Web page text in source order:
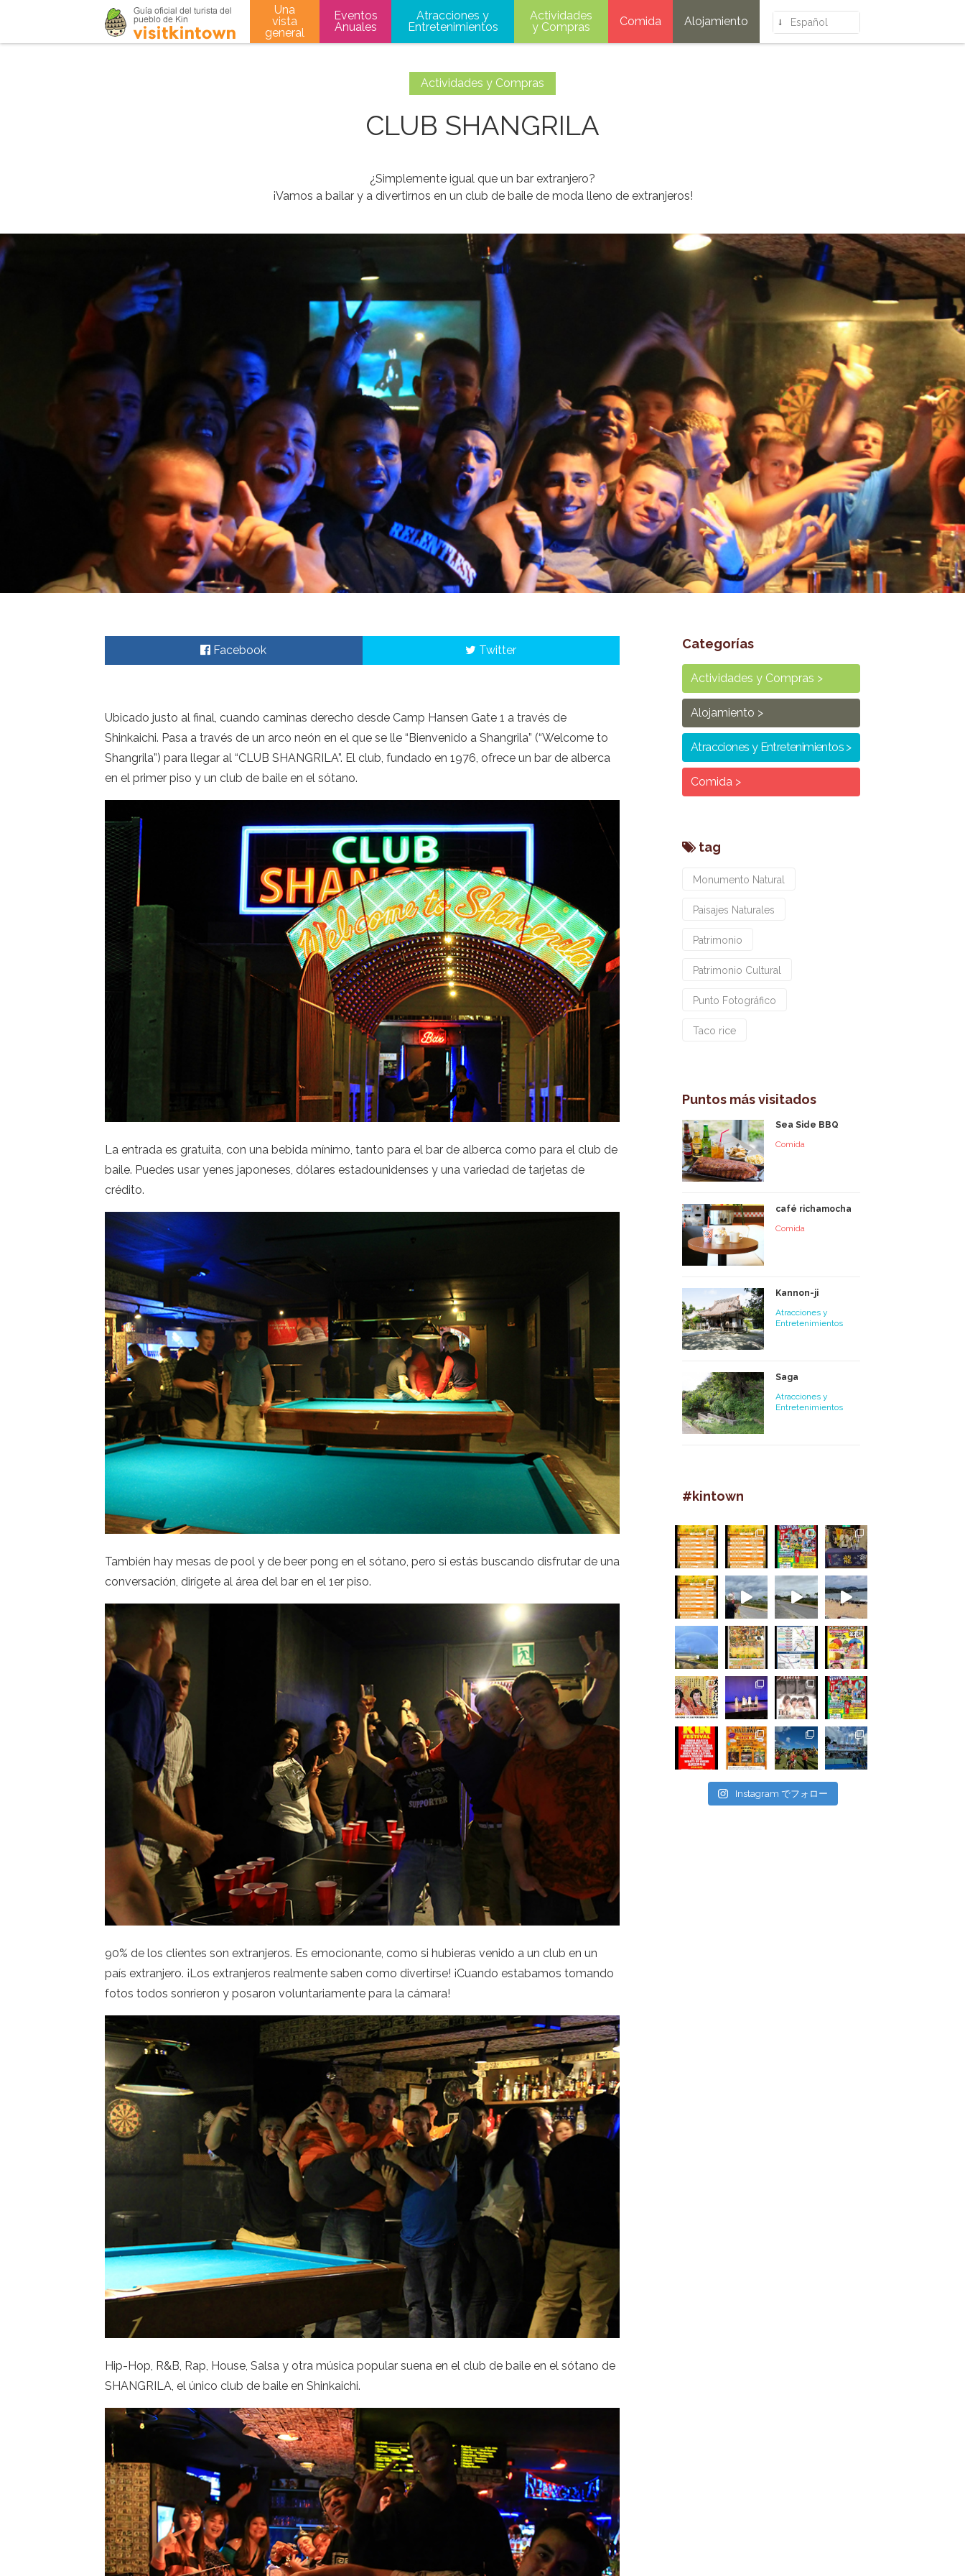
Una
vista
general
Eventos
Anuales
Atracciones y
Entretenimientos
Actividades
y Compras
Comida Alojamiento Español
Actividades y Compras
CLUB SHANGRILA
¿Simplemente igual que un bar extranjero?
¡Vamos a bailar y a divertirnos en un club de baile de moda lleno de extranjeros!
Facebook Twitter
Ubicado justo al final, cuando caminas derecho desde Camp Hansen Gate 1 a través de
Shinkaichi. Pasa a través de un arco neón en el que se lle “Bienvenido a Shangrila” (“Welcome to
Shangrila”) para llegar al “CLUB SHANGRILA”. El club, fundado en 1976, ofrece un bar de alberca
en el primer piso y un club de baile en el sótano.
La entrada es gratuita, con una bebida mínimo, tanto para el bar de alberca como para el club de
baile. Puedes usar yenes japoneses, dólares estadounidenses y una variedad de tarjetas de
crédito.
También hay mesas de pool y de beer pong en el sótano, pero si estás buscando disfrutar de una
conversación, dirígete al área del bar en el 1er piso.
90% de los clientes son extranjeros. Es emocionante, como si hubieras venido a un club en un
país extranjero. ¡Los extranjeros realmente saben como divertirse! ¡Cuando estabamos tomando
fotos todos sonrieron y posaron voluntariamente para la cámara!
Hip-Hop, R&B, Rap, House, Salsa y otra música popular suena en el club de baile en el sótano de
SHANGRILA, el único club de baile en Shinkaichi.
Categorías
Actividades y Compras
Alojamiento
Atracciones y Entretenimientos
Comida
tag
Monumento Natural
Paisajes Naturales
Patrimonio
Patrimonio Cultural
Punto Fotográfico
Taco rice
Puntos más visitados
Sea Side BBQ
Comida
café richamocha
Comida
Kannon-ji
Atracciones y
Entretenimientos
Saga
Atracciones y
Entretenimientos
#kintown
Instagram でフォロー